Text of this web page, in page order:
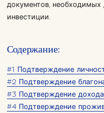
документов, необходимых
инвестиции.
Содержание:
#1 Подтверждение
#2 Подтверждение
#3 Подтверждение
#4 Подтверждение